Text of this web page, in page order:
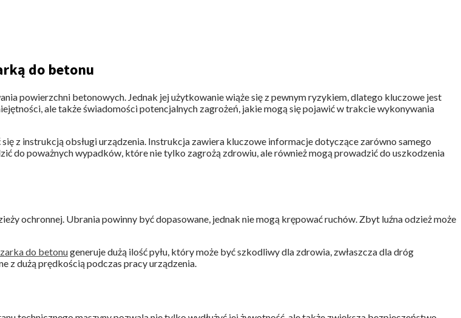
do betonu
powierzchni betonowych. Jednak jej użytkowanie wiąże się z pewnym ryzykiem, dlatego kluczowe jest
ale także świadomości potencjalnych zagrożeń, jakie mogą się pojawić w trakcie wykonywania
z instrukcją obsługi urządzenia. Instrukcja zawiera kluczowe informacje dotyczące zarówno samego
do poważnych wypadków, które nie tylko zagrożą zdrowiu, ale również mogą prowadzić do uszkodzenia
ochronnej. Ubrania powinny być dopasowane, jednak nie mogą krępować ruchów. Zbyt luźna odzież może
do betonugeneruje dużą ilość pyłu, który może być szkodliwy dla zdrowia, zwłaszcza dla dróg
dużą prędkością podczas pracy urządzenia.